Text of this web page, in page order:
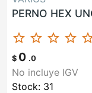
PERNO HEX
star_border star_border star_border star_border
$ 0 .0
No incluye IGV
Stock: 31